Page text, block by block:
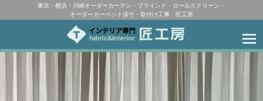
東京・横浜・川崎オーダーカーテン・ブラインド・ロールスクリーン・
オーダーカーペット採寸・取付け工事 匠工房